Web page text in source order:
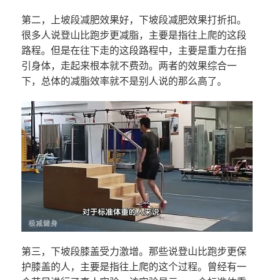
第二，上坡段减肥效果好，下坡段减肥效果打折扣。
很多人说登山比跑步更减脂，主要是指往上爬的这段
路程。但是在往下走的这段路程中，主要是重力在指
引身体，走起来根本就不费劲。两者的效果综合一
下，总体的减脂效率就不是别人说的那么高了。
第三，下坡段膝盖受力激增。那些说登山比跑步更保
护膝盖的人，主要是指往上爬的这个过程。曾经有一